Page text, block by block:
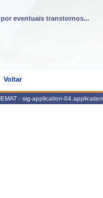
eventuais transtornos...
Voltar
- sig-application-